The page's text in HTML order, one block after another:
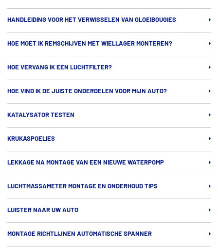
HANDLEIDING VOOR HET VERWISSELEN VAN GLOEIBOUGIES
HOE MOET IK REMSCHIJVEN MET WIELLAGER MONTEREN?
HOE VERVANG IK EEN LUCHTFILTER?
HOE VIND IK DE JUISTE ONDERDELEN VOOR MIJN AUTO?
KATALYSATOR TESTEN
KRUKASPOELIES
LEKKAGE NA MONTAGE VAN EEN NIEUWE WATERPOMP
LUCHTMASSAMETER MONTAGE EN ONDERHOUD TIPS
LUISTER NAAR UW AUTO
MONTAGE RICHTLIJNEN AUTOMATISCHE SPANNER